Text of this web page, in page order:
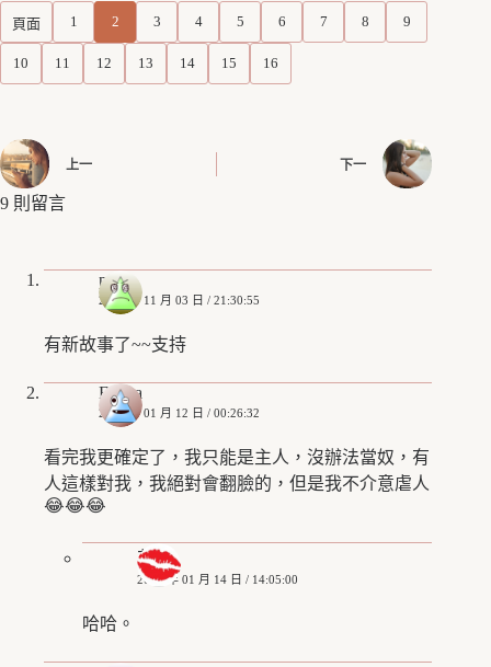
頁面 1 2 3 4 5 6 7 8 9
10 11 12 13 14 15 16
上一 下一
9 則留言
pink
2018 年 11 月 03 日 / 21:30:55
有新故事了~~支持
Elaina
2019 年 01 月 12 日 / 00:26:32
看完我更確定了，我只能是主人，沒辦法當奴，有
人這樣對我，我絕對會翻臉的，但是我不介意虐人
😂😂😂
艾姬
2019 年 01 月 14 日 / 14:05:00
哈哈。